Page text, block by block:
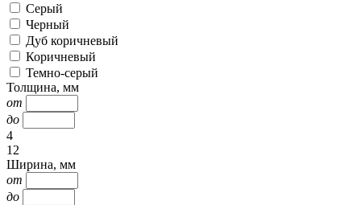
Серый
Черный
Дуб коричневый
Коричневый
Темно-серый
Толщина, мм
от
до
4
12
Ширина, мм
от
до